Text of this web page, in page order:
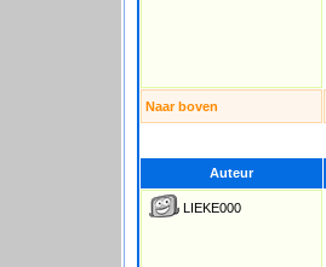
Naar boven
Auteur
LIEKE000